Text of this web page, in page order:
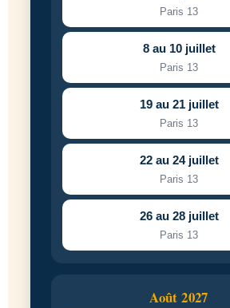
Paris 13
8 au 10 juillet
Paris 13
19 au 21 juillet
Paris 13
22 au 24 juillet
Paris 13
26 au 28 juillet
Paris 13
Août 2027